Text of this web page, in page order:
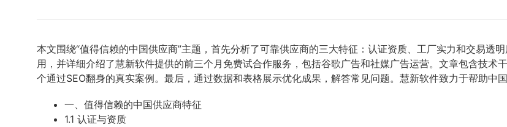
本文围绕“值得信赖的中国供应商”主题，首先分析了可靠供应商的三大特征：认证资质、工厂实力和交易透
用，并详细介绍了慧新软件提供的前三个月免费试合作服务，包括谷歌广告和社媒广告运营。文章包含技术
个通过SEO翻身的真实案例。最后，通过数据和表格展示优化成果，解答常见问题。慧新软件致力于帮助中
一、值得信赖的中国供应商特征
1.1 认证与资质